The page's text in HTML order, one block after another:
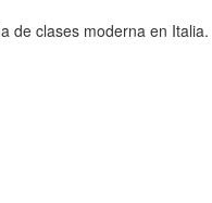
de clases moderna en Italia.